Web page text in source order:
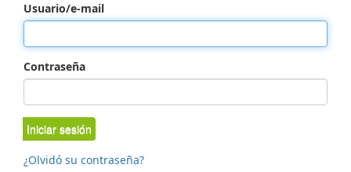
Usuario/e-mail
Contraseña
Iniciar sesión
¿Olvidó su contraseña?